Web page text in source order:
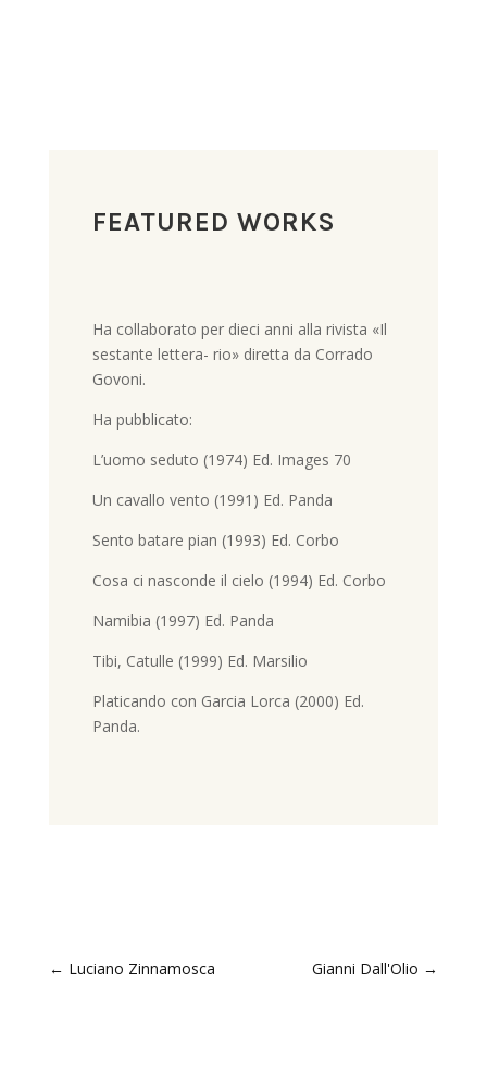
FEATURED WORKS
Ha collaborato per dieci anni alla rivista «Il
sestante lettera- rio» diretta da Corrado
Govoni.
Ha pubblicato:
L’uomo seduto (1974) Ed. Images 70
Un cavallo vento (1991) Ed. Panda
Sento batare pian (1993) Ed. Corbo
Cosa ci nasconde il cielo (1994) Ed. Corbo
Namibia (1997) Ed. Panda
Tibi, Catulle (1999) Ed. Marsilio
Platicando con Garcia Lorca (2000) Ed.
Panda.
← Luciano Zinnamosca Gianni Dall'Olio →